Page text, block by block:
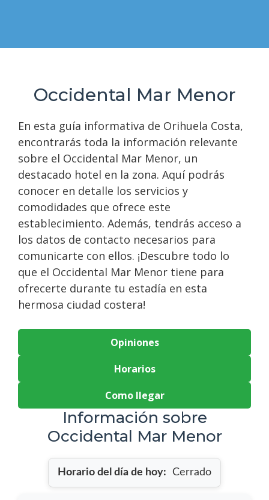
Occidental Mar Menor
En esta guía informativa de Orihuela Costa,
encontrarás toda la información relevante
sobre el Occidental Mar Menor, un
destacado hotel en la zona. Aquí podrás
conocer en detalle los servicios y
comodidades que ofrece este
establecimiento. Además, tendrás acceso a
los datos de contacto necesarios para
comunicarte con ellos. ¡Descubre todo lo
que el Occidental Mar Menor tiene para
ofrecerte durante tu estadía en esta
hermosa ciudad costera!
Opiniones
Horarios
Como llegar
Información sobre
Occidental Mar Menor
Horario del día de hoy: Cerrado